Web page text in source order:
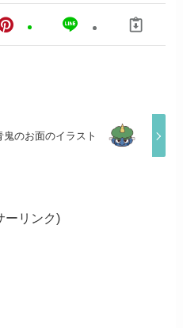
鬼のお面のイラスト
ーリンク)